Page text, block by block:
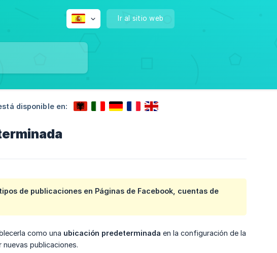
Ir al sitio web
disponible en:
de publicaciones en Páginas de Facebook, cuentas de
como una ubicación predeterminada en la configuración de la
publicaciones.